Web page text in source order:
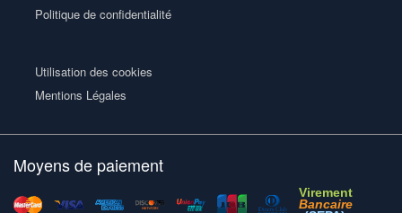
Politique de confidentialité
Utilisation des cookies
Mentions Légales
Moyens de paiement
Virement
Bancaire